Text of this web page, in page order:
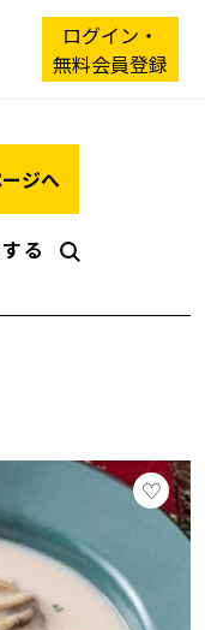
ログイン・
無料会員登録
ジへ
る